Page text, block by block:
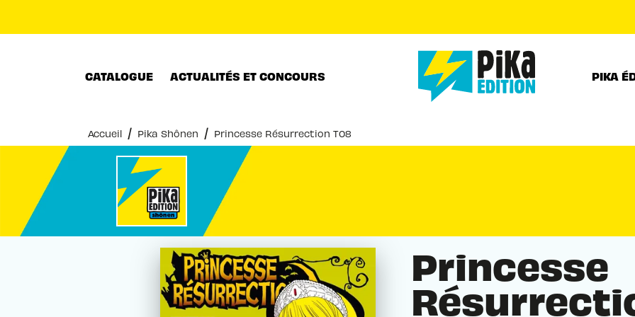
CATALOGUE ACTUALITÉS ET CONCOURS PIKA
Accueil / Pika Shônen / Princesse Résurrection T08
Princesse